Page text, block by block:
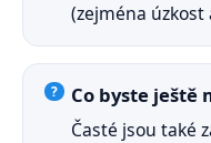
(zejména
Co byste ještě
Časté jsou také